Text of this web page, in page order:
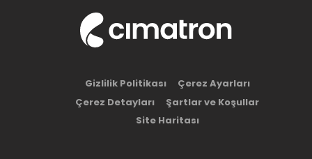
Gizlilik Politikası
Çerez Ayarları
Çerez Detayları
Şartlar ve Koşullar
Site Haritası